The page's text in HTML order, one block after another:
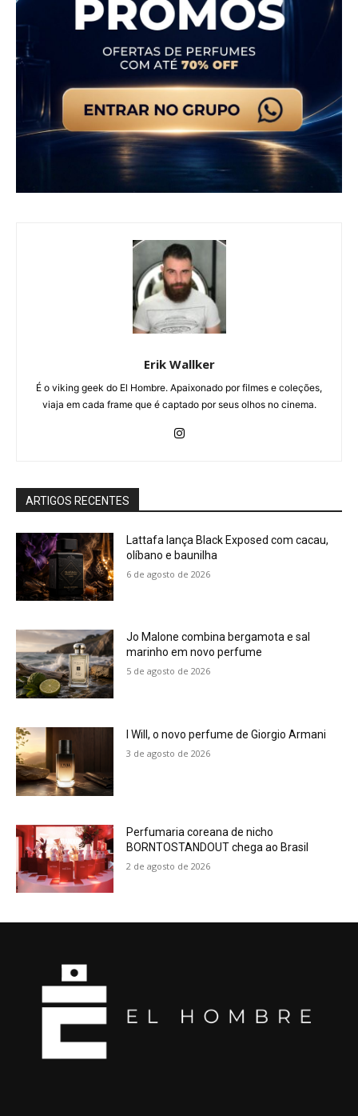
Erik Wallker
É o viking geek do El Hombre. Apaixonado por filmes e coleções,
viaja em cada frame que é captado por seus olhos no cinema.
ARTIGOS RECENTES
Lattafa lança Black Exposed com cacau,
olíbano e baunilha
6 de agosto de 2026
Jo Malone combina bergamota e sal
marinho em novo perfume
5 de agosto de 2026
I Will, o novo perfume de Giorgio Armani
3 de agosto de 2026
Perfumaria coreana de nicho
BORNTOSTANDOUT chega ao Brasil
2 de agosto de 2026